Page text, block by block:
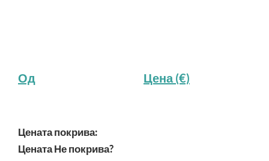
Од Цена (€)
Цената покрива:
Цената Не покрива?